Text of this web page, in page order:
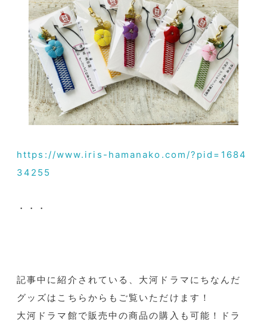
https://www.iris-hamanako.com/?pid=1684
34255
・・・
記事中に紹介されている、大河ドラマにちなんだ
グッズはこちらからもご覧いただけます！
大河ドラマ館で販売中の商品の購入も可能！ドラ